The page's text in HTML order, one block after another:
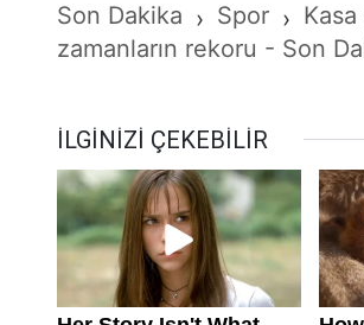
Son Dakika › Spor ›
zamanların rekoru - Son